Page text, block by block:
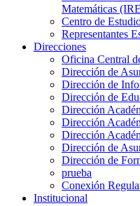
Matemáticas
Centro de
Representantes
Direcciones
Oficina Central
Dirección de
Dirección de
Dirección de
Dirección
Dirección
Dirección
Dirección de
Dirección de
prueba
Conexión
Institucional